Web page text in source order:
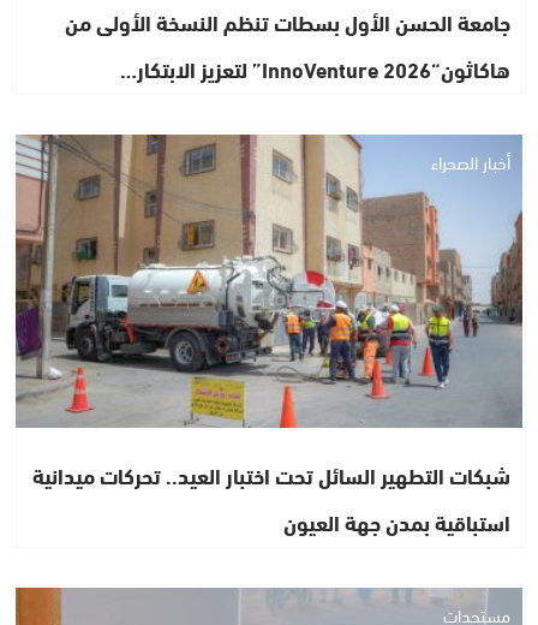
جامعة الحسن الأول بسطات تنظم النسخة الأولى من
هاكاثون“InnoVenture 2026” لتعزيز الابتكار…
أخبار الصحراء
شبكات التطهير السائل تحت اختبار العيد.. تحركات ميدانية
استباقية بمدن جهة العيون
مستجدات